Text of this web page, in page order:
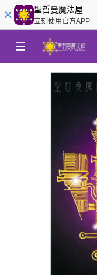
聖哲曼魔法屋
立刻使用官方APP